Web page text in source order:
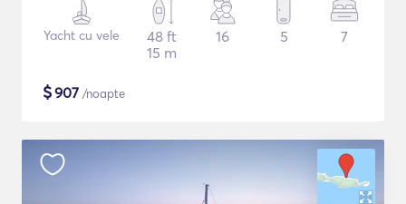
Yacht cu vele
48 ft
15 m
16 5 7
$907 /noapte